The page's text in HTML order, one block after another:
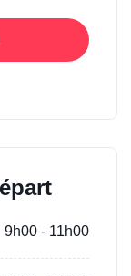
9h00 - 11h00